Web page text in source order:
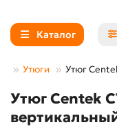
Каталог
Утюги Утюг
Утюг Centek